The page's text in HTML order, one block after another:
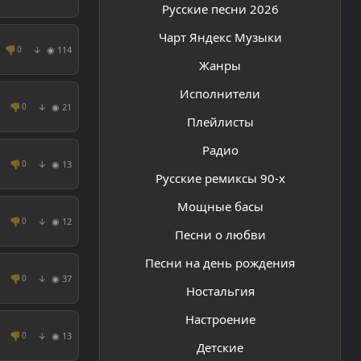
Русские песни 2026
Чарт Яндекс Музыки
Жанры
Исполнители
Плейлисты
Радио
Русские ремиксы 90-х
Мощные басы
Песни о любви
Песни на день рождения
Ностальгия
Настроение
Детские
👎 0 ↓ ◉ 114
👎 0 ↓ ◉ 21
👎 0 ↓ ◉ 13
👎 0 ↓ ◉ 12
👎 0 ↓ ◉ 37
👎 0 ↓ ◉ 13